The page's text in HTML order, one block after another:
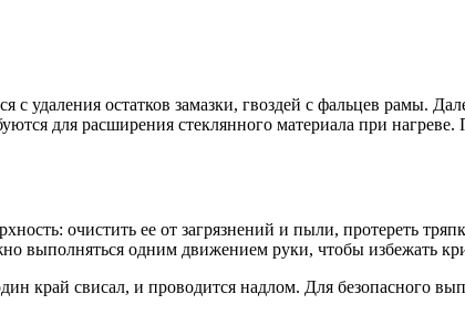
с удаления остатков замазки, гвоздей с фальцев рамы.
для расширения стеклянного материала при
очистить ее от загрязнений и пыли, протереть
выполняться одним движением руки, чтобы избежать
край свисал, и проводится надлом. Для безопасного